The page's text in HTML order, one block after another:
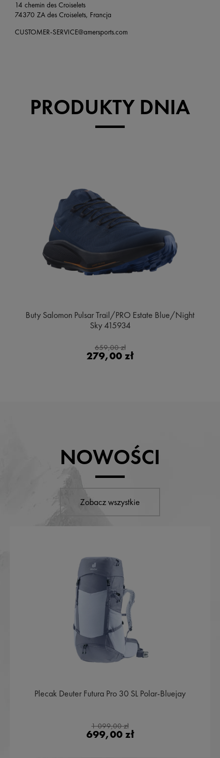
14 chemin des Croiselets
74370 ZA des Croiselets, Francja
CUSTOMER-SERVICE@amersports.com
PRODUKTY DNIA
Buty Salomon Pulsar Trail/PRO Estate Blue/Night
Sky 415934
659,00 zł
279,00 zł
NOWOŚCI
Zobacz wszystkie
Plecak Deuter Futura Pro 30 SL Polar-Bluejay
1 099,00 zł
699,00 zł